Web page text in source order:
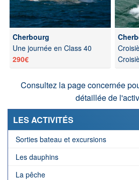
Cherbourg
Une journée en Class 40
290€
Consultez la page concernée
détaillée de
LES ACTIVITÉS
Sorties bateau et excursions
Les dauphins
La pêche